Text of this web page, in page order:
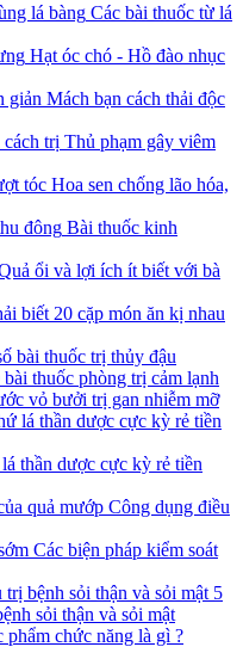
Các bài thuốc từ lá
Hạt óc chó - Hồ đào nhục
Mách bạn cách thải độc
Thủ phạm gây viêm
Hoa sen chống lão hóa,
Bài thuốc kinh
ổi và lợi ích ít biết với bà
20 cặp món ăn kị nhau
bài thuốc trị thủy đậu
bài thuốc phòng trị cảm lạnh
vỏ bưởi trị gan nhiễm mỡ
thần dược cực kỳ rẻ tiền
Công dụng điều
Các biện pháp kiểm soát
5
sỏi thận và sỏi mật
phẩm chức năng là gì ?